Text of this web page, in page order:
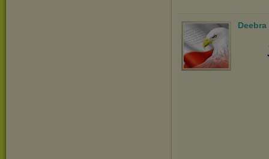
Deebra